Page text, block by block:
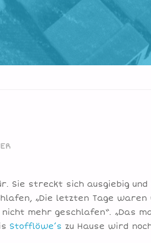
Sie streckt sich ausgiebig
„Die letzten Tage waren
mehr geschlafen“. „Das
Stofflöwe’s zu Hause wird